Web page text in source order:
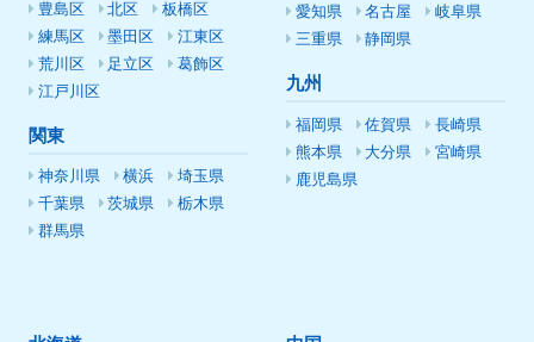
豊島区
北区
板橋区
練馬区
墨田区
江東区
荒川区
足立区
葛飾区
江戸川区
関東
神奈川県 横浜
埼玉県
千葉県
茨城県
栃木県
群馬県
愛知県 名古屋
岐阜県
三重県
静岡県
九州
福岡県 佐賀県
長崎県
熊本県
大分県
宮崎県
鹿児島県